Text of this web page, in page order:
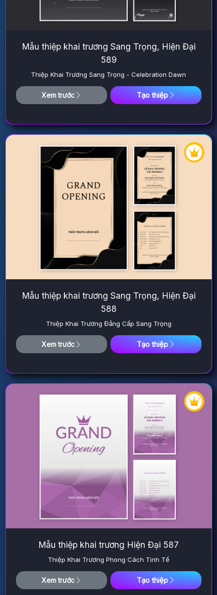
Mẫu thiệp khai trương Sang Trọng, Hiện Đại
589
Thiệp Khai Trương Sang Trọng - Celebration Dawn
Xem trước Tạo thiệp
Mẫu thiệp khai trương Sang Trọng, Hiện Đại
588
Thiệp Khai Trương Đẳng Cấp Sang Trọng
Xem trước Tạo thiệp
Mẫu thiệp khai trương Hiện Đại 587
Thiệp Khai Trương Phong Cách Tinh Tế
Xem trước Tạo thiệp